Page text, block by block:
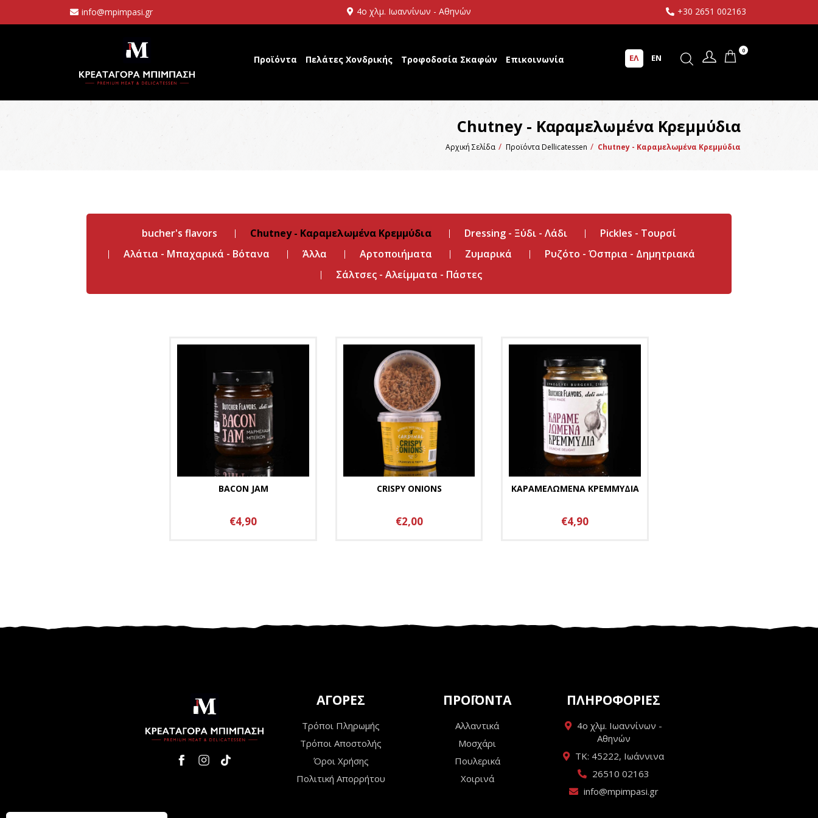
info@mpimpasi.gr 4ο χλμ. Ιωαννίνων - Αθηνών +30 2651 002163
Προϊόντα Πελάτες Χονδρικής Τροφοδοσία Σκαφών Επικοινωνία ΕΛ EN
0
Chutney - Καραμελωμένα Κρεμμύδια
Αρχική Σελίδα Προϊόντα Dellicatessen Chutney - Καραμελωμένα Κρεμμύδια
bucher's flavors Chutney - Καραμελωμένα Κρεμμύδια Dressing - Ξύδι - Λάδι
Pickles - Τουρσί
Αλάτια - Μπαχαρικά - Βότανα
Άλλα Αρτοποιήματα Ζυμαρικά
Ρυζότο - Όσπρια - Δημητριακά
Σάλτσες - Αλείμματα - Πάστες
BACON JAM
€4,90
CRISPY ONIONS
€2,00
ΚΑΡΑΜΕΛΩΜΕΝΑ ΚΡΕΜΜΥΔΙΑ
€4,90
ΑΓΟΡΕΣ
Τρόποι Πληρωμής
Τρόποι Αποστολής
Όροι Χρήσης
Πολιτική Απορρήτου
ΠΡΟΪΟΝΤΑ
Αλλαντικά
Μοσχάρι
Πουλερικά
Χοιρινά
ΠΛΗΡΟΦΟΡΙΕΣ
4ο χλμ. Ιωαννίνων -
Αθηνών
ΤΚ: 45222, Ιωάννινα
26510 02163
info@mpimpasi.gr